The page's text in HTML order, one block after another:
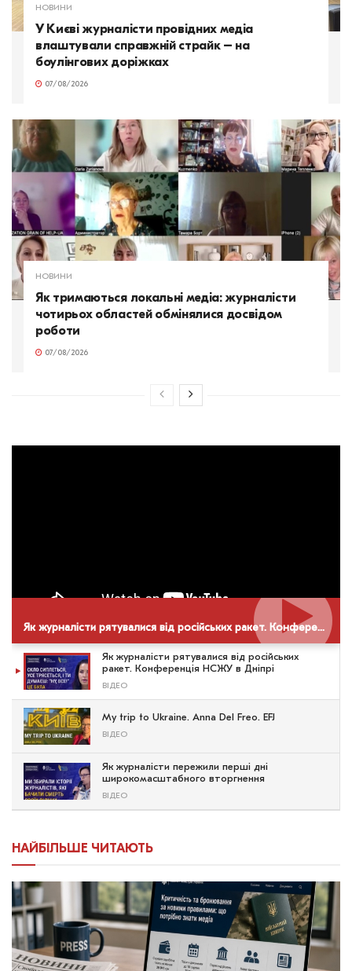
НОВИНИ
У Києві журналісти провідних медіа
влаштували справжній страйк – на
боулінгових доріжках
07/08/2026
НОВИНИ
Як тримаються локальні медіа: журналісти
чотирьох областей обмінялися досвідом
роботи
07/08/2026
Як журналісти рятувалися від російських ракет. Конференція НСЖУ в Дніпрі
Як журналісти рятувалися від російських
ракет. Конференція НСЖУ в Дніпрі
ВІДЕО
My trip to Ukraine. Anna Del Freo. EFJ
ВІДЕО
Як журналісти пережили перші дні
широкомасштабного вторгнення
ВІДЕО
НАЙБІЛЬШЕ ЧИТАЮТЬ